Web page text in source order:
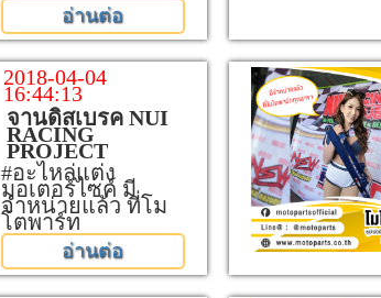
อ่านต่อ
2018-04-04
16:44:13
จานดิสเบรค NUI
RACING
PROJECT
#อะไหล่แต่ง
มอเตอร์ไซค์ มี
จำหน่ายแล้ว ที่โม
โตพาร์ท
อ่านต่อ